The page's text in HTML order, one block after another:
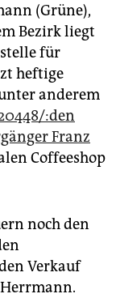
(Grüne),
Bezirk liegt
für
heftige
anderem
:den
Franz
Coffeeshop
noch den
Verkauf
Herrmann.